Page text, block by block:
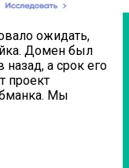
ожидать,
Домен был
а срок его
проект
Мы